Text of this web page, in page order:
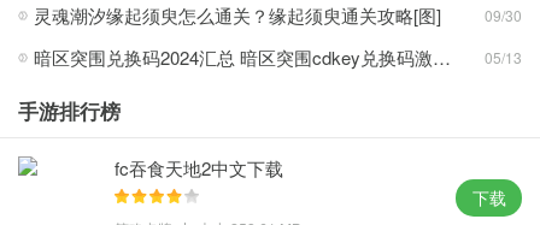
舰。
战舰种类数十种，设立旗舰，调整舰队编队，以舰队编队较量。
结束战斗。
当潜行时间结束后，你必须及时逃离敌人的火力，潜艇的防御能力
相对较弱，很容易被摧毁。
灵魂潮汐缘起须臾怎么通关？缘起须臾通关攻略[图] 09/30
暗区突围兑换码2024汇总 暗区突围cdkey兑换码激活码大全 05/13
手游排行榜
fc吞食天地2中文下载
下载